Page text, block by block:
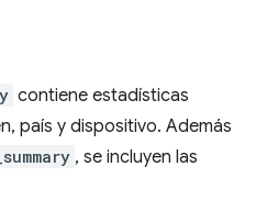
contiene estadísticas
país y dispositivo. Además
, se incluyen las